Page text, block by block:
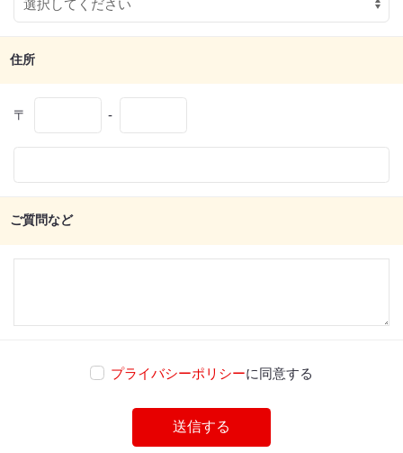
住所
〒 -
ご質問など
プライバシーポリシーに同意する